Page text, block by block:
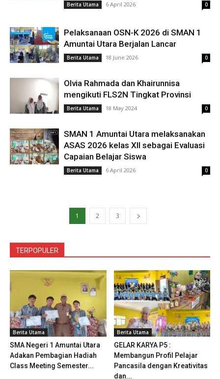
Berita Utama 6 April 2026 0
Pelaksanaan OSN-K 2026 di SMAN 1
Amuntai Utara Berjalan Lancar
Berita Utama 18 June 2026 0
Olvia Rahmada dan Khairunnisa
mengikuti FLS2N Tingkat Provinsi
Berita Utama 18 May 2024 0
SMAN 1 Amuntai Utara melaksanakan
ASAS 2026 kelas XII sebagai Evaluasi
Capaian Belajar Siswa
Berita Utama 6 April 2026 0
1 2 3
TERPOPULER
Berita Utama
SMA Negeri 1 Amuntai Utara
Adakan Pembagian Hadiah
Class Meeting Semester...
Berita Utama
GELAR KARYA P5 :
Membangun Profil Pelajar
Pancasila dengan Kreativitas
dan...